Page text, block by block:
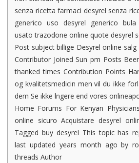
senza ricetta farmaci desyrel senza
generico uso desyrel generico
usato trazodone online quote desyrel
Post subject billige Desyrel online salg
Contributor Joined Sun pm Posts
thanked times Contribution Points
og kvalitetsmedicin men vil du ikke
dem Se ikke lngere end vores
Home Forums For Kenyan
online sicuro Acquistare desyrel
Tagged buy desyrel This topic has
last updated years month ago by
threads Author